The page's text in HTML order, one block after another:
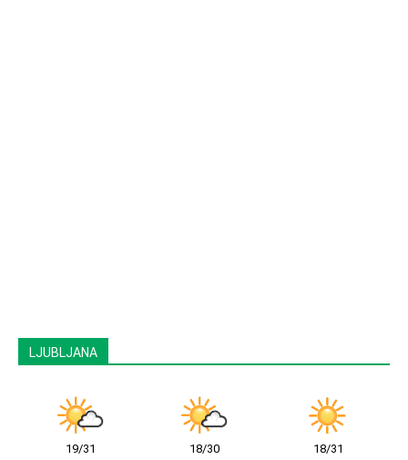
LJUBLJANA
19/31
18/30
18/31